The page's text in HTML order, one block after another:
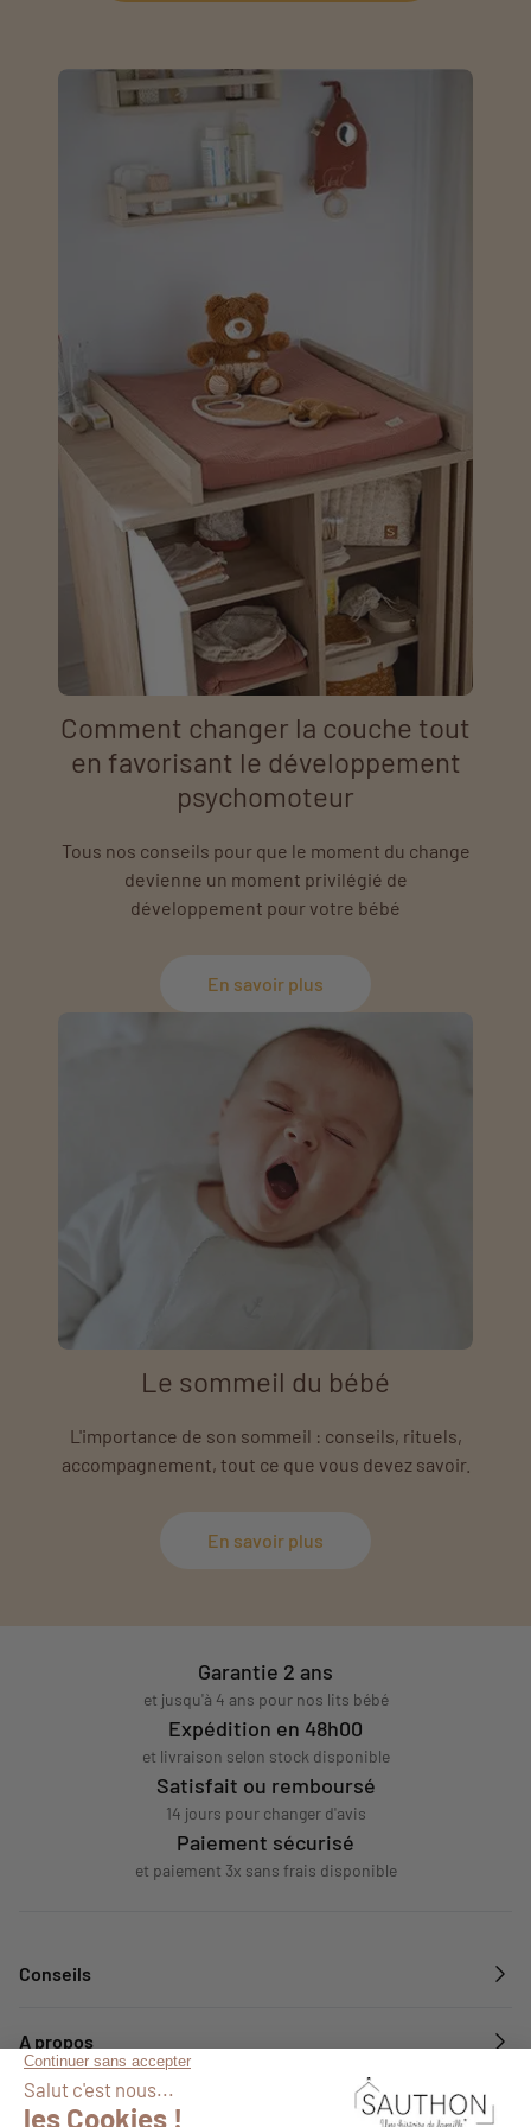
Comment changer la couche tout
en favorisant le développement
psychomoteur
Tous nos conseils pour que le moment du change
devienne un moment privilégié de
développement pour votre bébé
En savoir plus
Le sommeil du bébé
L'importance de son sommeil : conseils, rituels,
accompagnement, tout ce que vous devez savoir.
En savoir plus
Garantie 2 ans
et jusqu'à 4 ans pour nos lits bébé
Expédition en 48h00
et livraison selon stock disponible
Satisfait ou remboursé
14 jours pour changer d'avis
Paiement sécurisé
et paiement 3x sans frais disponible
Conseils
A propos
Services